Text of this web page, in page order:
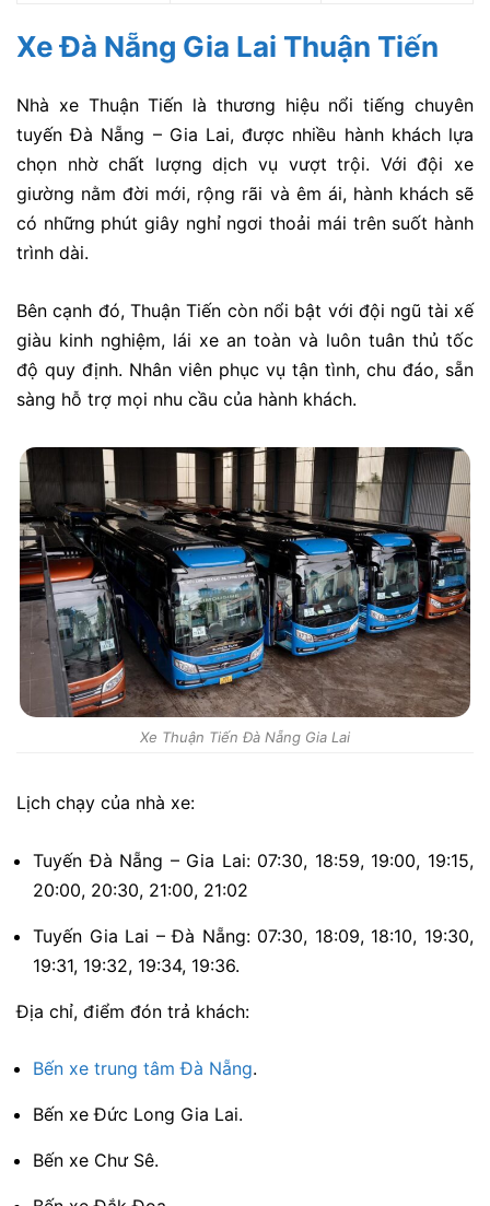
Xe Đà Nẵng Gia Lai Thuận Tiến
Nhà xe Thuận Tiến là thương hiệu nổi tiếng chuyên
tuyến Đà Nẵng – Gia Lai, được nhiều hành khách lựa
chọn nhờ chất lượng dịch vụ vượt trội. Với đội xe
giường nằm đời mới, rộng rãi và êm ái, hành khách sẽ
có những phút giây nghỉ ngơi thoải mái trên suốt hành
trình dài.
Bên cạnh đó, Thuận Tiến còn nổi bật với đội ngũ tài xế
giàu kinh nghiệm, lái xe an toàn và luôn tuân thủ tốc
độ quy định. Nhân viên phục vụ tận tình, chu đáo, sẵn
sàng hỗ trợ mọi nhu cầu của hành khách.
Xe Thuận Tiến Đà Nẵng Gia Lai
Lịch chạy của nhà xe:
Tuyến Đà Nẵng – Gia Lai: 07:30, 18:59, 19:00, 19:15,
20:00, 20:30, 21:00, 21:02
Tuyến Gia Lai – Đà Nẵng: 07:30, 18:09, 18:10, 19:30,
19:31, 19:32, 19:34, 19:36.
Địa chỉ, điểm đón trả khách:
Bến xe trung tâm Đà Nẵng.
Bến xe Đức Long Gia Lai.
Bến xe Chư Sê.